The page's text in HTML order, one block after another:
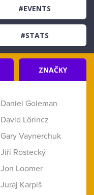
#EVENTS
#STATS
ZNAČKY
Daniel Goleman
David Lörincz
Gary Vaynerchuk
Jiří Rostecký
Jon Loomer
Juraj Karpiš